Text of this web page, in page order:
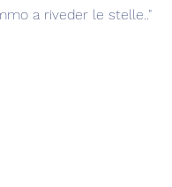
a riveder le stelle.."